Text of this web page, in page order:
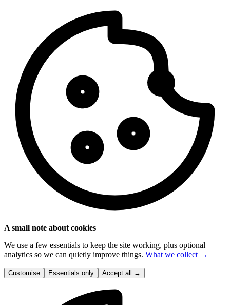
A small note about cookies
We use a few essentials to keep the site working, plus optional
analytics so we can quietly improve things. What we collect →
Customise Essentials only Accept all →